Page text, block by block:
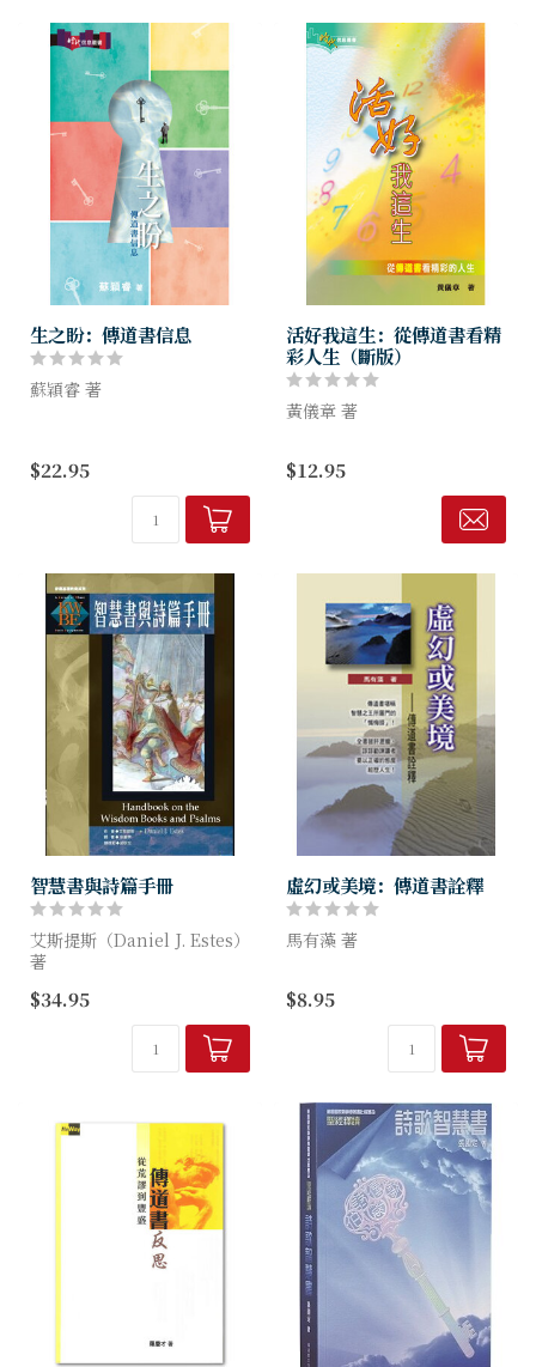
生之盼：傳道書信息
蘇穎睿 著
在這個無法改變的循環中活出
有意義的人生。
$22.95
活好我這生：從傳道書看精
彩人生（斷版）
黃儀章 著
到當中有關虛空的負面信息所
影響。其實傳道書的信息絕不
虛空，關鍵在於如何理解虛空
$12.95
智慧書與詩篇手冊
艾斯提斯（Daniel J. Estes）
著
在這本書中，艾斯提斯向你介
紹了舊約聖經中詩歌體的書卷
——約伯記、詩篇、箴言、傳
道書、和雅歌。每一章分別探
$34.95
虛幻或美境：傳道書詮釋
馬有藻 著
羅門於富貴榮華中之墮落，繼
而猛然醒悟之心路歷程；辯證
有力，貫穿肺腑，讀者無須自
己經歷撞牆碰壁的椎心之痛，
$8.95